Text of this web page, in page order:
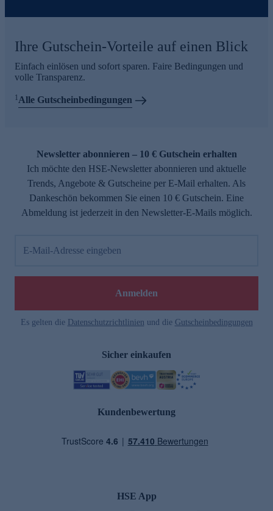
Ihre Gutschein-Vorteile auf einen Blick
Einfach einlösen und sofort sparen. Faire Bedingungen und
volle Transparenz.
1Alle Gutscheinbedingungen
Newsletter abonnieren – 10 € Gutschein erhalten
Ich möchte den HSE-Newsletter abonnieren und aktuelle
Trends, Angebote & Gutscheine per E-Mail erhalten. Als
Dankeschön bekommen Sie einen 10 € Gutschein. Eine
Abmeldung ist jederzeit in den Newsletter-E-Mails möglich.
E-Mail-Adresse eingeben
Anmelden
Es gelten die Datenschutzrichtlinien und die Gutscheinbedingungen
Sicher einkaufen
Kundenbewertung
HSE App